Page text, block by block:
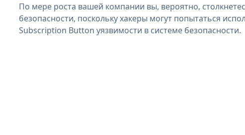
По мере роста вашей компании вы, вероятно,
безопасности, поскольку хакеры могут попытаться
Subscription Button уязвимости в системе безопасности.